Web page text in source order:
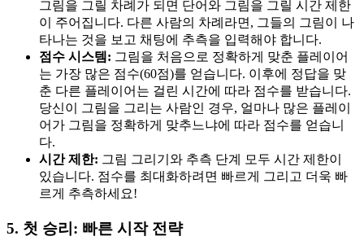
그림을 그릴 차례가 되면 단어와 그림을 그릴 시간 제한
이 주어집니다. 다른 사람의 차례라면, 그들의 그림이 나
타나는 것을 보고 채팅에 추측을 입력해야 합니다.
점수 시스템: 그림을 처음으로 정확하게 맞춘 플레이어
는 가장 많은 점수(60점)를 얻습니다. 이후에 정답을 맞
춘 다른 플레이어는 걸린 시간에 따라 점수를 받습니다.
당신이 그림을 그리는 사람인 경우, 얼마나 많은 플레이
어가 그림을 정확하게 맞추느냐에 따라 점수를 얻습니
다.
시간 제한: 그림 그리기와 추측 단계 모두 시간 제한이
있습니다. 점수를 최대화하려면 빠르게 그리고 더욱 빠
르게 추측하세요!
5. 첫 승리: 빠른 시작 전략